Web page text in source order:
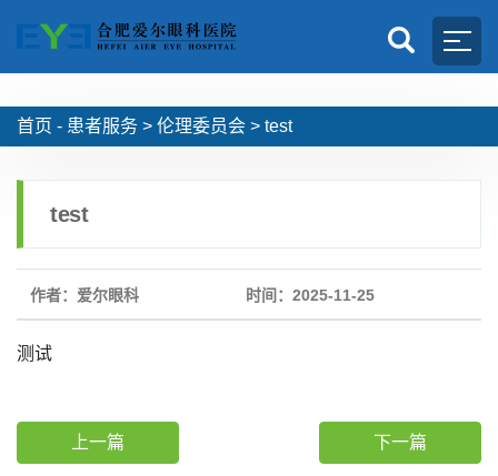
首页 - 患者服务 > 伦理委员会 > test
test
作者：爱尔眼科 时间：2025-11-25
测试
上一篇 下一篇